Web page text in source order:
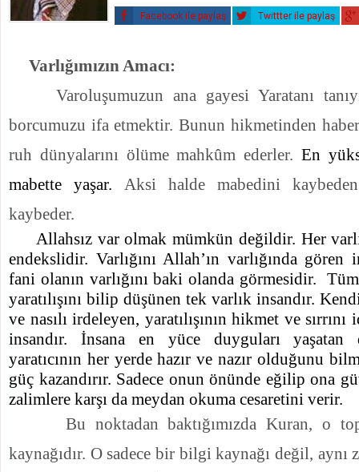
Facebook ile paylaş Twittter ile paylaş
Varlığımızın Amacı:
Varoluşumuzun ana gayesi Yaratanı
borcumuzu ifa etmektir. Bunun hikmetinden
ruh dünyalarını ölüme mahkûm ederler. En
mabette yaşar. Aksi halde mabedini
kaybeder.
Allahsız var olmak mümkün değildir. Her
endekslidir. Varlığını Allah’ın varlığında
fani olanın varlığını baki olanda görmesidir.
yaratılışını bilip düşünen tek varlık insandır.
ve nasılı irdeleyen, yaratılışının hikmet ve
insandır. İnsana en yüce duyguları yaşatan
yaratıcının her yerde hazır ve nazır olduğunu
güç kazandırır. Sadece onun önünde eğilip ona
zalimlere karşı da meydan okuma cesaretini verir.
Bu noktadan baktığımızda Kuran, o
kaynağıdır. O sadece bir bilgi kaynağı değil, aynı